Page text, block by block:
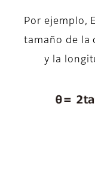
Por ejemplo,
tamaño de la
y la